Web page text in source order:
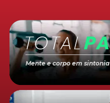
Mente e corpo em sintonia